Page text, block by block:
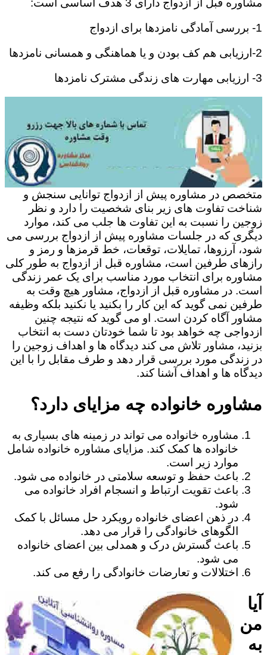
مشاوره قبل از ازدواج دارای 3 هدف اساسی است:
1- بررسی آمادگی نامزدها برای ازدواج
2-ارزیابی هم کف بودن و یا هماهنگی و همسانی نامزدها
3- ارزیابی مهارت های زندگی مشترک نامزدها
متخصص در مشاوره پیش از ازدواج توانایی سنجش و
شناخت تفاوت های زیر بنای شخصیت را دارد و نظر
زوجین را نسبت به این تفاوت ها جلب می کند، موارد
دیگری که در جلسات مشاوره پیش از ازدواج بررسی می
شود، آرزوها، تمایلات، توقعات، خط قرمزها و رمز و
رازهای طرفین است، مشاوره قبل از ازدواج به طور کلی
مشاوره برای انتخاب مورد مناسب برای یک عمر زندگی
است. در مشاوره قبل از ازدواج، مشاور هیچ وقت به
طرفین نمی گوید که این کار را بکنید یا نکنید بلکه وظیفه
مشاور آگاه کردن است. او می گوید که نتیجه چنین
ازدواجی چه خواهد بود تا شما خودتان دست به انتخاب
بزنید، مشاور تلاش می کند دیدگاه ها و اهداف زوجین را
در زندگی مورد بررسی قرار دهد و طرف مقابل را با این
دیدگاه ها و اهداف آشنا کند.
مشاوره خانواده چه مزایای دارد؟
مشاوره خانواده می تواند در زمینه های بسیاری به
خانواده ها کمک کند. مزایای مشاوره خانواده شامل
موارد زیر است.
باعث حفظ و توسعه سلامتی در خانواده می شود.
باعث تقویت ارتباط و انسجام افراد خانواده می
شود.
در ذهن اعضای خانواده رویکرد حل مسائل با کمک
الگوهای خانوادگی را قرار می دهد.
باعث گسترش درک و همدلی بین اعضای خانواده
می شود.
اختلالات و تعارضات خانوادگی را رفع می کند.
آیا
من
به